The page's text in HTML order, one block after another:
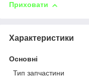
Приховати
Характеристики
Основні
Тип запчастини